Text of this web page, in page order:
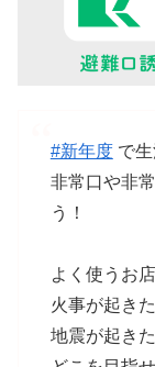
#新年度で生
非常口や非
う！
よく使うお
火事が起き
地震が起き